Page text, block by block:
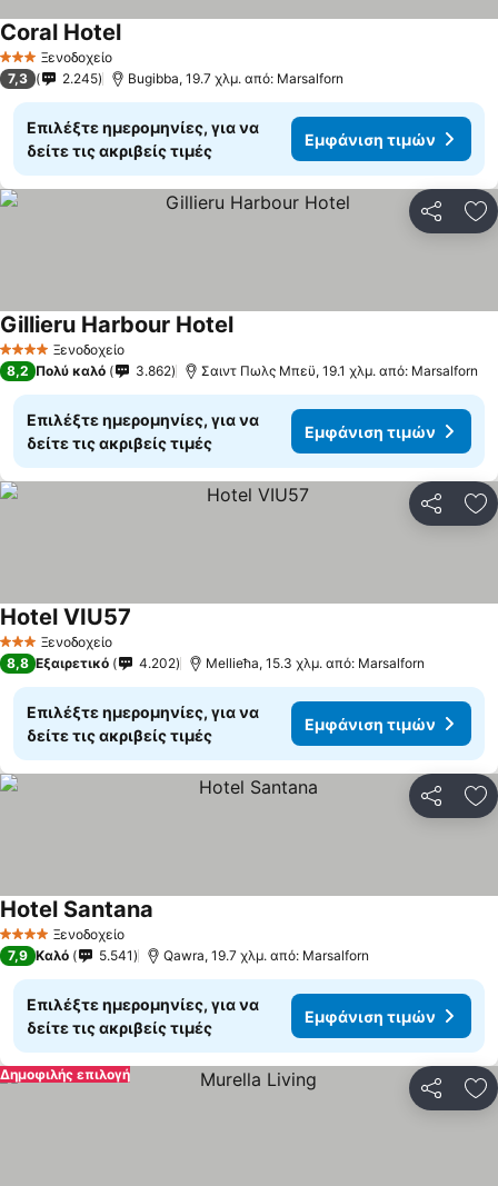
3 ΑστέριαΞενοδοχείο
Coral HotelΕμφάνιση τιμών
7,3 2.245 Bugibba, 19.7 χλμ. από: Marsalforn
Επιλέξτε ημερομηνίες, για να
δείτε τις ακριβείς τιμές
Εμφάνιση τιμών
4 ΑστέριαΞενοδοχείο
Gillieru Harbour HotelΕμφάνιση τιμών
8,2 Πολύ καλό 3.862 Σαιντ Πωλς Μπεϋ, 19.1 χλμ. από: Marsalforn
Επιλέξτε ημερομηνίες, για να
δείτε τις ακριβείς τιμές
Εμφάνιση τιμών
3 ΑστέριαΞενοδοχείο
Hotel VIU57
8,8 Εξαιρετικό 4.202 Mellieħa, 15.3 χλμ. από: Marsalforn
Επιλέξτε ημερομηνίες, για να
δείτε τις ακριβείς τιμές
Εμφάνιση τιμών
4 ΑστέριαΞενοδοχείο
Hotel Santana
7,9 Καλό 5.541 Qawra, 19.7 χλμ. από: Marsalforn
Επιλέξτε ημερομηνίες, για να
δείτε τις ακριβείς τιμές
Εμφάνιση τιμών
Δημοφιλής επιλογή